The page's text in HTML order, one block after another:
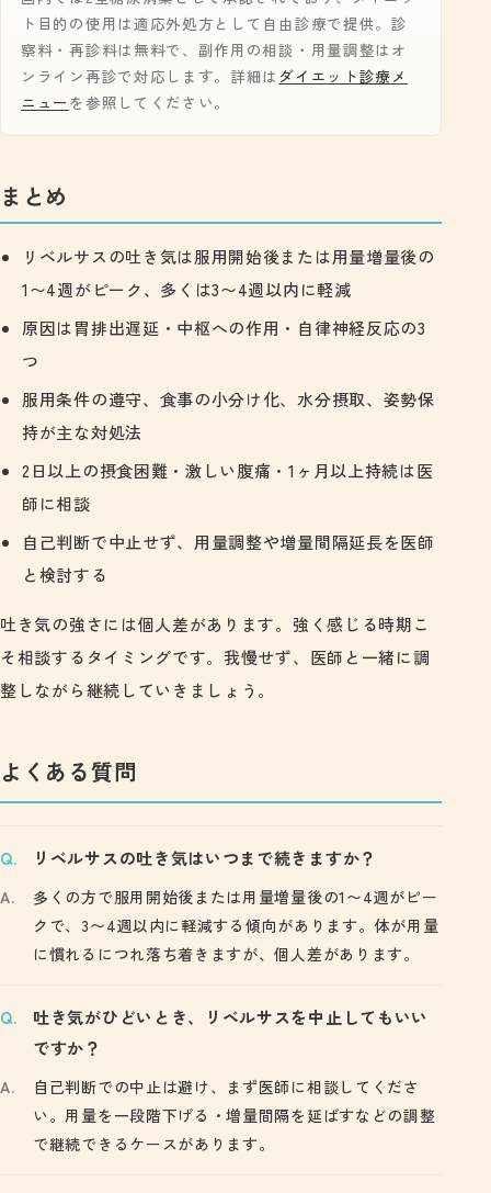
ト目的の使用は適応外処方として自由診療で提供。診
察料・再診料は無料で、副作用の相談・用量調整はオ
ンライン再診で対応します。詳細は ダイエット診療メ
ニュー を参照してください。
まとめ
リベルサスの吐き気は服用開始後または用量増量後の
1〜4週がピーク、多くは3〜4週以内に軽減
原因は胃排出遅延・中枢への作用・自律神経反応の3
つ
服用条件の遵守、食事の小分け化、水分摂取、姿勢保
持が主な対処法
2日以上の摂食困難・激しい腹痛・1ヶ月以上持続は医
師に相談
自己判断で中止せず、用量調整や増量間隔延長を医師
と検討する
吐き気の強さには個人差があります。強く感じる時期こ
そ相談するタイミングです。我慢せず、医師と一緒に調
整しながら継続していきましょう。
よくある質問
リベルサスの吐き気はいつまで続きますか？
多くの方で服用開始後または用量増量後の1〜4週がピー
クで、3〜4週以内に軽減する傾向があります。体が用量
に慣れるにつれ落ち着きますが、個人差があります。
吐き気がひどいとき、リベルサスを中止してもいい
ですか？
自己判断での中止は避け、まず医師に相談してくださ
い。用量を一段階下げる・増量間隔を延ばすなどの調整
で継続できるケースがあります。